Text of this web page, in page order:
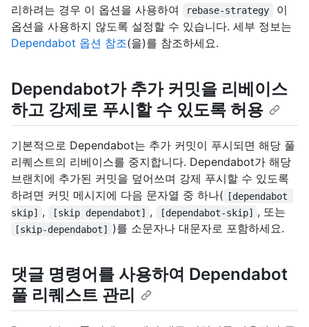
리하려는 경우 이 옵션을 사용하여
rebase-strategy
이
옵션을 사용하지 않도록 설정할 수 있습니다. 세부 정보는
Dependabot 옵션 참조(을)를 참조하세요.
Dependabot가 추가 커밋을 리베이스
하고 강제로 푸시할 수 있도록 허용
기본적으로 Dependabot는 추가 커밋이 푸시되면 해당 풀
리퀘스트의 리베이스를 중지합니다. Dependabot가 해당
브랜치에 추가된 커밋을 덮어쓰며 강제 푸시할 수 있도록
하려면 커밋 메시지에 다음 문자열 중 하나( [dependabot
skip] , [skip dependabot] , [dependabot-skip] , 또는
[skip-dependabot] )를 소문자나 대문자로 포함하세요.
댓글 명령어를 사용하여 Dependabot
풀 리퀘스트 관리